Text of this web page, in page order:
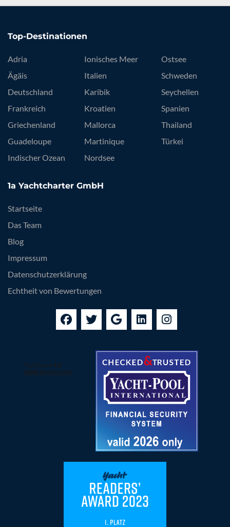
Top-Destinationen
Adria
Ägäis
Deutschland
Frankreich
Griechenland
Guadeloupe
Indischer Ozean
Ionisches Meer
Italien
Karibik
Kroatien
Mallorca
Martinique
Nordsee
Ostsee
Schweden
Seychellen
Spanien
Thailand
Türkei
1a Yachtcharter GmbH
Startseite
Das Team
Blog
Impressum
Datenschutzerklärung
Echtheit von Bewertungen